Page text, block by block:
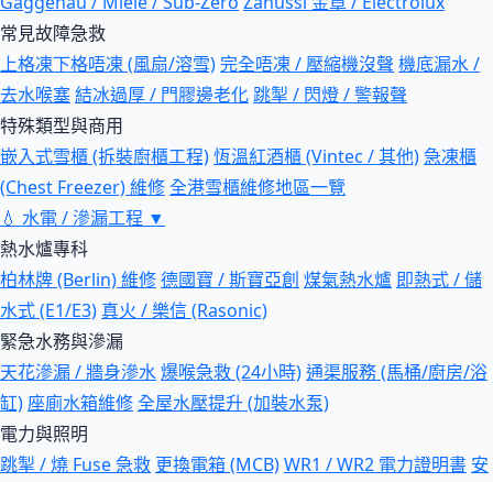
常見故障急救
上格凍下格唔凍 (風扇/溶雪)完全唔凍 / 壓縮機沒聲 機底漏水 /
去水喉塞結冰過厚 / 門膠邊老化跳掣 / 閃燈 / 警報聲
特殊類型與商用
嵌入式雪櫃 (拆裝廚櫃工程)恆溫紅酒櫃 (Vintec / 其他)急凍櫃
(Chest Freezer) 維修全港雪櫃維修地區一覽
💧 水電 / 滲漏工程 ▼
熱水爐專科
柏林牌 (Berlin) 維修德國寶 / 斯寶亞創 煤氣熱水爐 即熱式 / 儲
水式 (E1/E3) 真火 / 樂信 (Rasonic)
緊急水務與滲漏
天花滲漏 / 牆身滲水爆喉急救 (24小時)通渠服務 (馬桶/廚房/浴
缸) 座廁水箱維修全屋水壓提升 (加裝水泵)
電力與照明
跳掣 / 燒 Fuse 急救 更換電箱 (MCB)WR1 / WR2 電力證明書 安